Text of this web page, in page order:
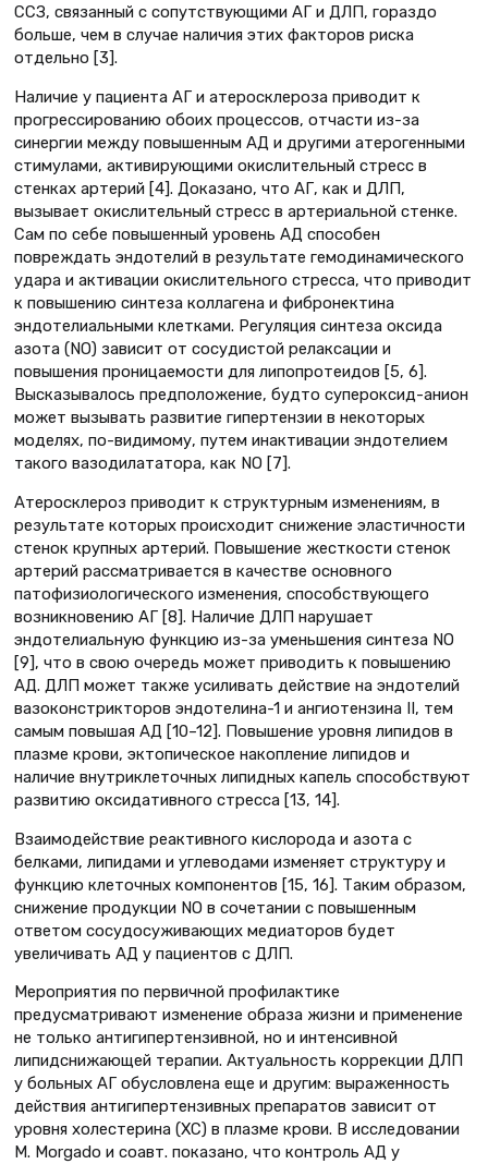
ССЗ, связанный с сопутствующими АГ и ДЛП, гораздо
больше, чем в случае наличия этих факторов риска
отдельно [3].
Наличие у пациента АГ и атеросклероза приводит к
прогрессированию обоих процессов, отчасти из-за
синергии между повышенным АД и другими атерогенными
стимулами, активирующими окислительный стресс в
стенках артерий [4]. Доказано, что АГ, как и ДЛП,
вызывает окислительный стресс в артериальной стенке.
Сам по себе повышенный уровень АД способен
повреждать эндотелий в результате гемодинамического
удара и активации окислительного стресса, что приводит
к повышению синтеза коллагена и фибронектина
эндотелиальными клетками. Регуляция синтеза оксида
азота (NO) зависит от сосудистой релаксации и
повышения проницаемости для липопротеидов [5, 6].
Высказывалось предположение, будто супероксид-анион
может вызывать развитие гипертензии в некоторых
моделях, по-видимому, путем инактивации эндотелием
такого вазодилататора, как NO [7].
Атеросклероз приводит к структурным изменениям, в
результате которых происходит снижение эластичности
стенок крупных артерий. Повышение жесткости стенок
артерий рассматривается в качестве основного
патофизиологического изменения, способствующего
возникновению АГ [8]. Наличие ДЛП нарушает
эндотелиальную функцию из-за уменьшения синтеза NO
[9], что в свою очередь может приводить к повышению
АД. ДЛП может также усиливать действие на эндотелий
вазоконстрикторов эндотелина-1 и ангиотензина II, тем
самым повышая АД [10–12]. Повышение уровня липидов в
плазме крови, эктопическое накопление липидов и
наличие внутриклеточных липидных капель способствуют
развитию оксидативного стресса [13, 14].
Взаимодействие реактивного кислорода и азота с
белками, липидами и углеводами изменяет структуру и
функцию клеточных компонентов [15, 16]. Таким образом,
снижение продукции NO в сочетании с повышенным
ответом сосудосуживающих медиаторов будет
увеличивать АД у пациентов с ДЛП.
Мероприятия по первичной профилактике
предусматривают изменение образа жизни и применение
не только антигипертензивной, но и интенсивной
липидснижающей терапии. Актуальность коррекции ДЛП
у больных АГ обусловлена еще и другим: выраженность
действия антигипертензивных препаратов зависит от
уровня холестерина (ХС) в плазме крови. В исследовании
M. Morgado и соавт. показано, что контроль АД у